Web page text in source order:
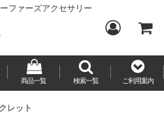
ファーズアクセサリー
商品一覧 検索一覧 ご利用案内
レット